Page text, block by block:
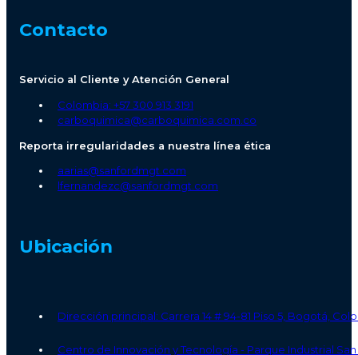
Contacto
Servicio al Cliente y Atención General
Colombia: +57 300 913 3191
carboquimica@carboquimica.com.co
Reporta irregularidades a nuestra línea ética
aarias@sanfordmgt.com
lfernandezc@sanfordmgt.com
Ubicación
Dirección principal: Carrera 14 # 94-81 Piso 5, Bogotá,
Centro de Innovación y Tecnología - Parque Industrial